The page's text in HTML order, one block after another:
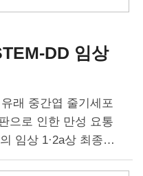
DD 임상
래 중간엽 줄기세포
으로 인한 만성 요통
임상 1·2a상 최종결
CSR)를 수령했다.